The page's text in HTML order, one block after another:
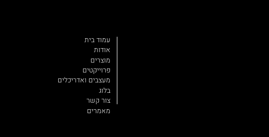
עמוד בית
אודות
מוצרים
פרוייקטים
מעצבים ואדריכלים
בלוג
צור קשר
מאמרים